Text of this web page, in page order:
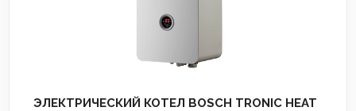
ЭЛЕКТРИЧЕСКИЙ КОТЕЛ BOSCH TRONIC HEAT